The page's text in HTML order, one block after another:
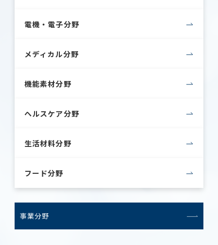
電機・電子分野
メディカル分野
機能素材分野
ヘルスケア分野
生活材料分野
フード分野
事業分野